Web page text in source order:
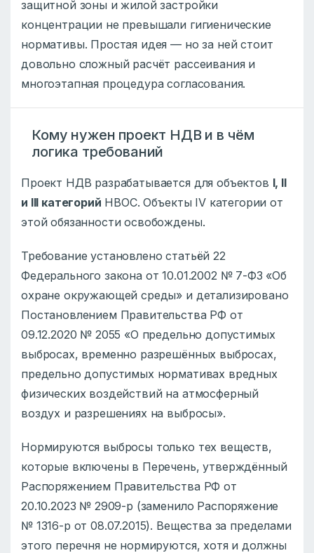
защитной зоны и жилой застройки
концентрации не превышали гигиенические
нормативы. Простая идея — но за ней стоит
довольно сложный расчёт рассеивания и
многоэтапная процедура согласования.
Кому нужен проект НДВ и в чём
логика требований
Проект НДВ разрабатывается для объектов I, II
и III категорий НВОС. Объекты IV категории от
этой обязанности освобождены.
Требование установлено статьёй 22
Федерального закона от 10.01.2002 № 7-ФЗ «Об
охране окружающей среды» и детализировано
Постановлением Правительства РФ от
09.12.2020 № 2055 «О предельно допустимых
выбросах, временно разрешённых выбросах,
предельно допустимых нормативах вредных
физических воздействий на атмосферный
воздух и разрешениях на выбросы».
Нормируются выбросы только тех веществ,
которые включены в Перечень, утверждённый
Распоряжением Правительства РФ от
20.10.2023 № 2909-р (заменило Распоряжение
№ 1316-р от 08.07.2015). Вещества за пределами
этого перечня не нормируются, хотя и должны